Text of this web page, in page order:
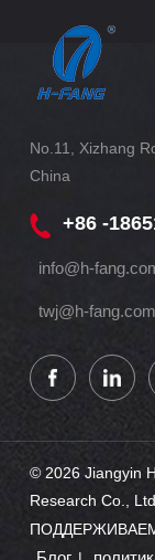
No.11, Xizhang
China
+86 -
info@h-
twj@h-fang.com
© 2026 Jiangyin
Research Co.,